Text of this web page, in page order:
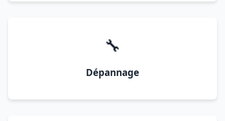
🔧
Dépannage